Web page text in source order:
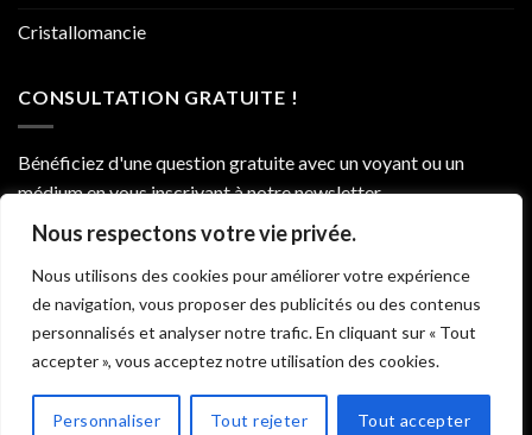
Nous respectons votre vie privée.
Nous utilisons des cookies pour améliorer votre expérience
de navigation, vous proposer des publicités ou des contenus
personnalisés et analyser notre trafic. En cliquant sur « Tout
accepter », vous acceptez notre utilisation des cookies.
Personnaliser Tout rejeter Tout accepter
Cristallomancie
CONSULTATION GRATUITE !
Bénéficiez d'une question gratuite avec un voyant ou un
médium en vous inscrivant à notre newsletter.